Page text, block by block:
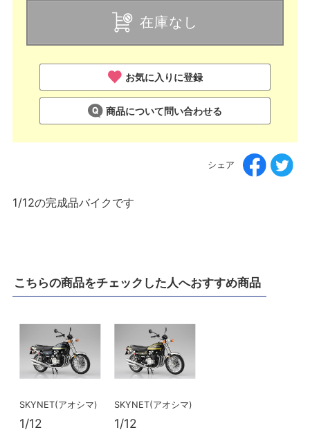
在庫なし
お気に入りに登録
商品について問い合わせる
シェア
1/12の完成品バイクです
こちらの商品をチェックした人へおすすめ商品
SKYNET(アオシマ)
1/12
SKYNET(アオシマ)
1/12